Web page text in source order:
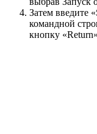
Затем введите
командной
кнопку